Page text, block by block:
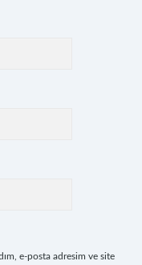
e-posta adresim ve site